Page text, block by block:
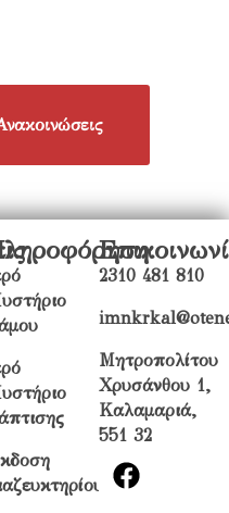
2310 481 810
Μητροπολίτου
Χρυσάνθου 1,
Καλαμαριά,
551 32